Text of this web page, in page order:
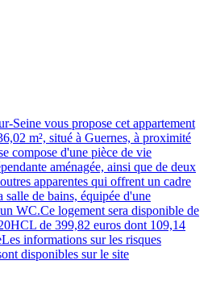
Seine vous propose cet appartement
m², situé à Guernes, à proximité
compose d'une pièce de vie
aménagée, ainsi que de deux
apparentes qui offrent un cadre
de bains, équipée d'une
WC.Ce logement sera disponible de
de 399,82 euros dont 109,14
informations sur les risques
disponibles sur le site